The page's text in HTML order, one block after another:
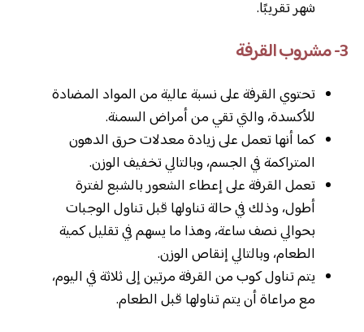
شهر تقريبًا.
3- مشروب القرفة
تحتوي القرفة على نسبة عالية من المواد المضادة
للأكسدة، والتي تقي من أمراض السمنة.
كما أنها تعمل على زيادة معدلات حرق الدهون
المتراكمة في الجسم، وبالتالي تخفيف الوزن.
تعمل القرفة على إعطاء الشعور بالشبع لفترة
أطول، وذلك في حالة تناولها قبل تناول الوجبات
بحوالي نصف ساعة، وهذا ما يسهم في تقليل كمية
الطعام، وبالتالي إنقاص الوزن.
يتم تناول كوب من القرفة مرتين إلى ثلاثة في اليوم،
مع مراعاة أن يتم تناولها قبل الطعام.